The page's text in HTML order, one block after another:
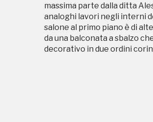
massima parte dalla ditta
analoghi lavori negli interni
salone al primo piano è di
da una balconata a sbalzo
decorativo in due ordini